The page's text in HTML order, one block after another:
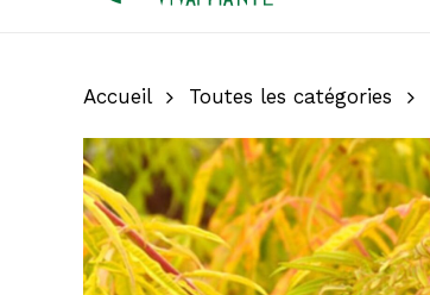
Accueil Toutes les catégories